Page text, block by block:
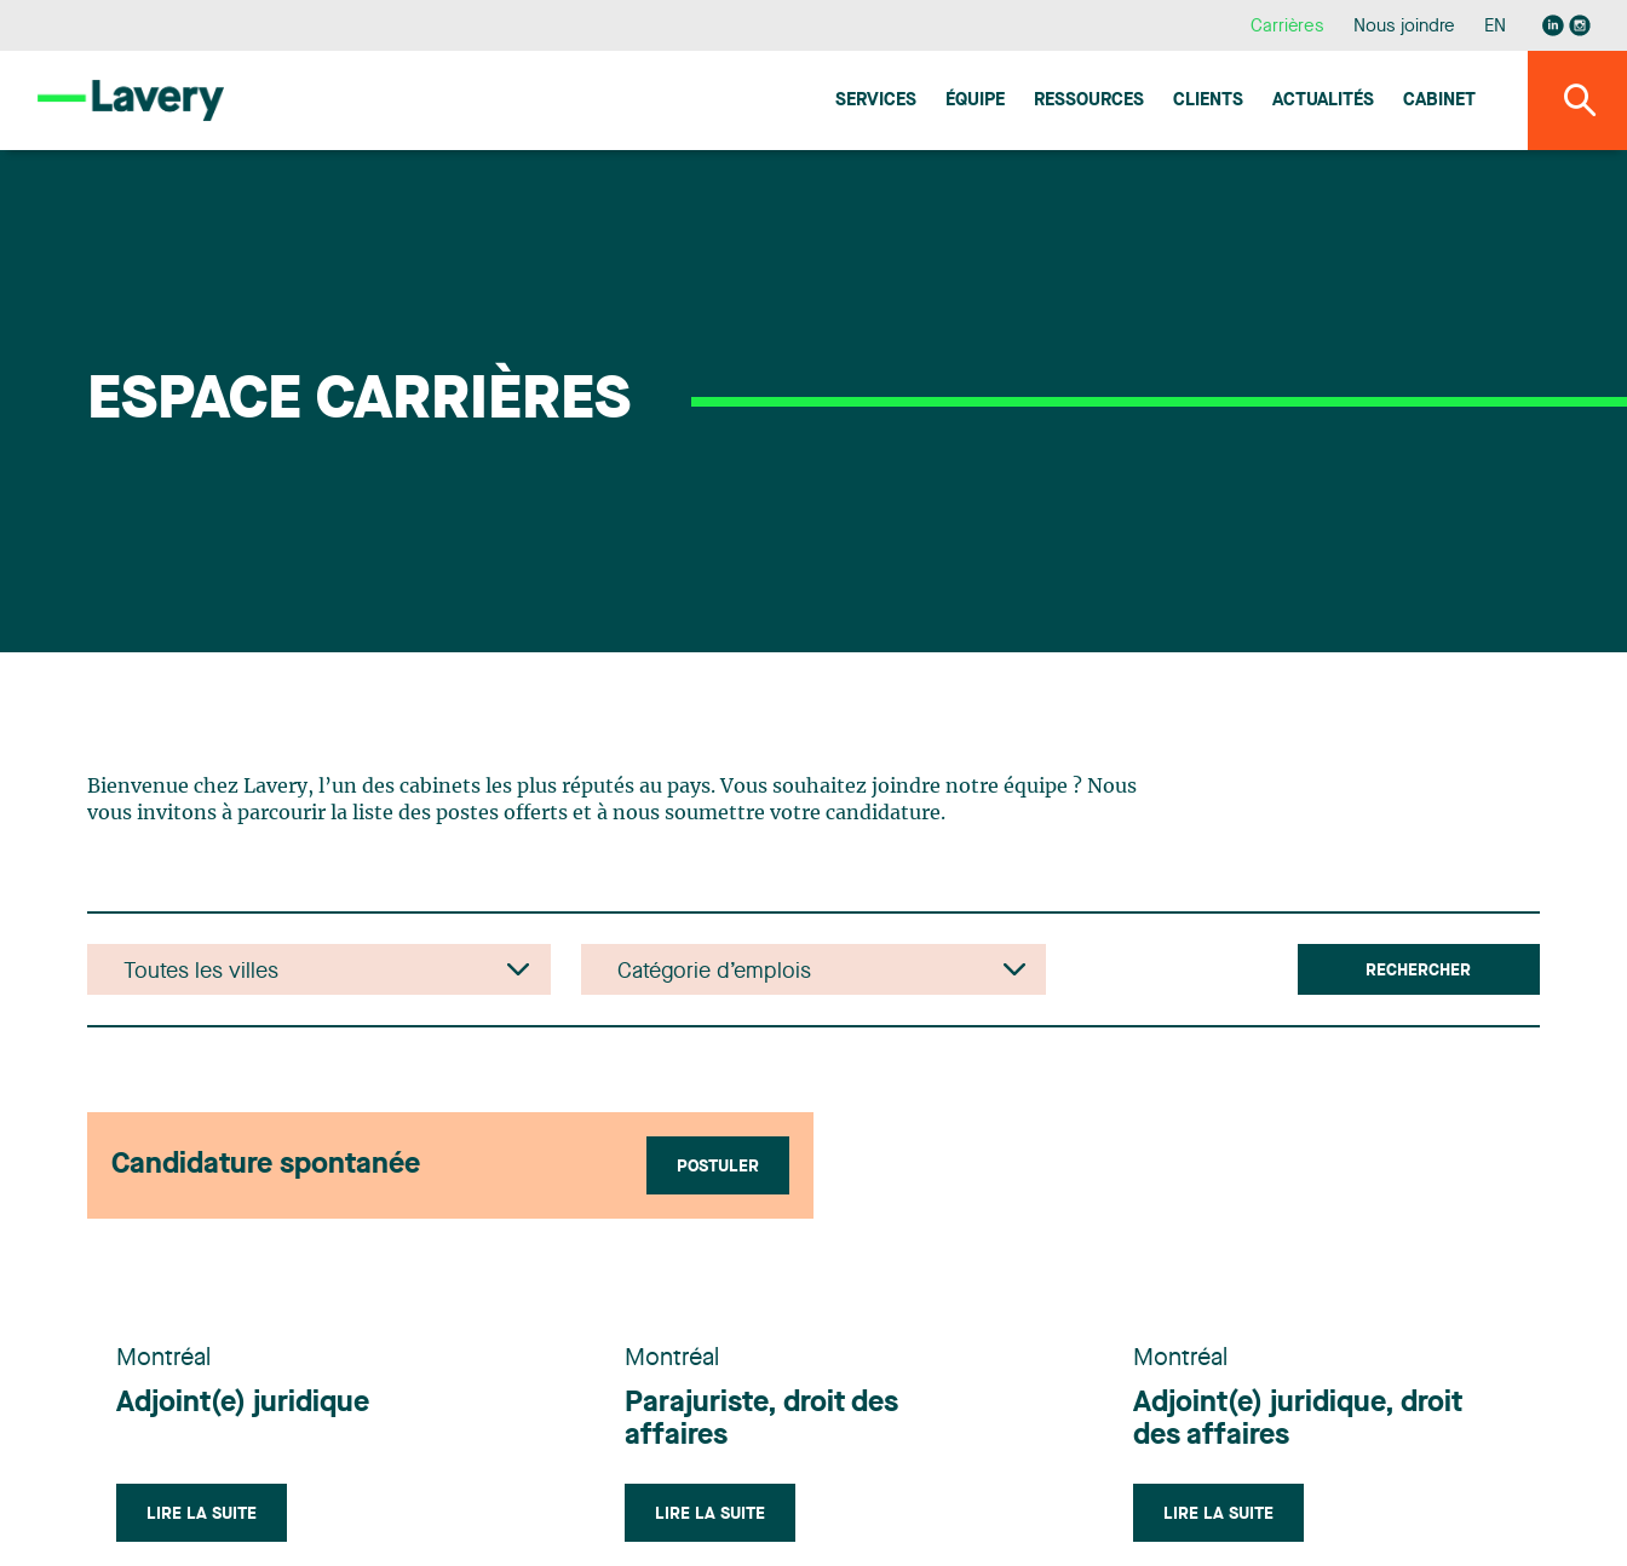
Carrières Nous joindre EN
SERVICES ÉQUIPE RESSOURCES CLIENTS ACTUALITÉS CABINET
ESPACE CARRIÈRES
Bienvenue chez Lavery, l’un des cabinets les plus réputés au pays. Vous souhaitez joindre notre équipe ? Nous
vous invitons à parcourir la liste des postes offerts et à nous soumettre votre candidature.
RECHERCHER
Candidature spontanée POSTULER
Montréal
Adjoint(e) juridique
LIRE LA SUITE
Montréal
Parajuriste, droit des
affaires
LIRE LA SUITE
Montréal
Adjoint(e) juridique, droit
des affaires
LIRE LA SUITE